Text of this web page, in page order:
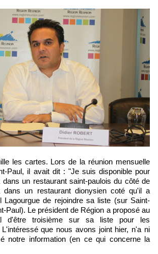
Paul, il avait dit : "Je suis disponible pour
dans un restaurant saint-paulois du côté de
dans un restaurant dionysien coté qu'il a
Lagourgue de rejoindre sa liste (sur Saint-
Paul). Le président de Région a proposé au
d'être troisième sur sa liste pour les
que nous avons joint hier, n'a ni
notre information (en ce qui concerne la